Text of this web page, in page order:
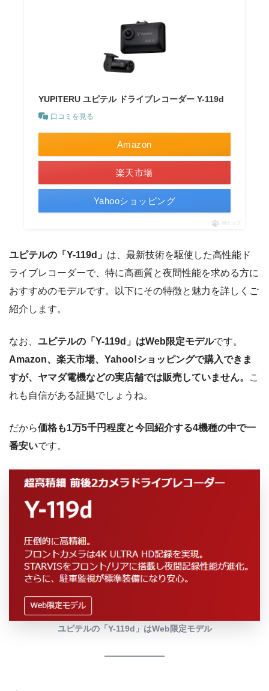
YUPITERU ユピテル ドライブレコーダー Y-119d
口コミを見る
Amazon
楽天市場
Yahooショッピング
ポチップ
ユピテルの「Y-119d」 は、最新技術を駆使した高性能ド
ライブレコーダーで、特に高画質と夜間性能を求める方に
おすすめのモデルです。以下にその特徴と魅力を詳しくご
紹介します。
なお、 ユピテルの「Y-119d」はWeb限定モデルです。
Amazon、楽天市場、Yahoo!ショッピングで購入できま
すが、ヤマダ電機などの実店舗では販売していません。
こ
れも自信がある証拠でしょうね。
だから価格も1万5千円程度と今回紹介する4機種の中で一
番安いです。
ユピテルの「Y-119d」はWeb限定モデル